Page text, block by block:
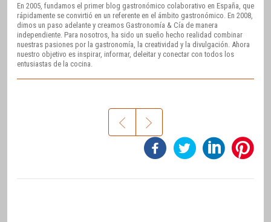
En 2005, fundamos el primer blog gastronómico colaborativo en España, que
rápidamente se convirtió en un referente en el ámbito gastronómico. En 2008,
dimos un paso adelante y creamos Gastronomía & Cía de manera
independiente. Para nosotros, ha sido un sueño hecho realidad combinar
nuestras pasiones por la gastronomía, la creatividad y la divulgación. Ahora
nuestro objetivo es inspirar, informar, deleitar y conectar con todos los
entusiastas de la cocina.